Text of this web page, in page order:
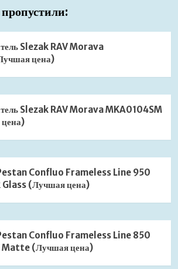
Slezak RAV Morava
цена)
Slezak RAV Morava MKA0104SM
Confluo Frameless Line 950
(Лучшая цена)
Confluo Frameless Line 850
Matte (Лучшая цена)